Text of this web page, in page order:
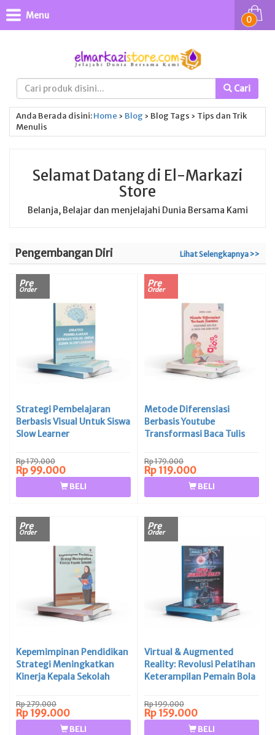
Cari
0
Menu
Anda Berada disini:Home › Blog › Blog Tags › Tips dan Trik
Menulis
Selamat Datang di El-Markazi
Store
Belanja, Belajar dan menjelajahi Dunia Bersama Kami
Pengembangan Diri Lihat Selengkapnya >>
Pre
Order
Strategi Pembelajaran
Berbasis Visual Untuk Siswa
Slow Learner
Rp 179.000
Rp 99.000
BELI
Pre
Order
Metode Diferensiasi
Berbasis Youtube
Transformasi Baca Tulis
Inklusi
Rp 179.000
Rp 119.000
BELI
Pre
Order
Kepemimpinan Pendidikan
Strategi Meningkatkan
Kinerja Kepala Sekolah
Rp 279.000
Rp 199.000
BELI
Pre
Order
Virtual & Augmented
Reality: Revolusi Pelatihan
Keterampilan Pemain Bola
Rp 199.000
Rp 159.000
BELI